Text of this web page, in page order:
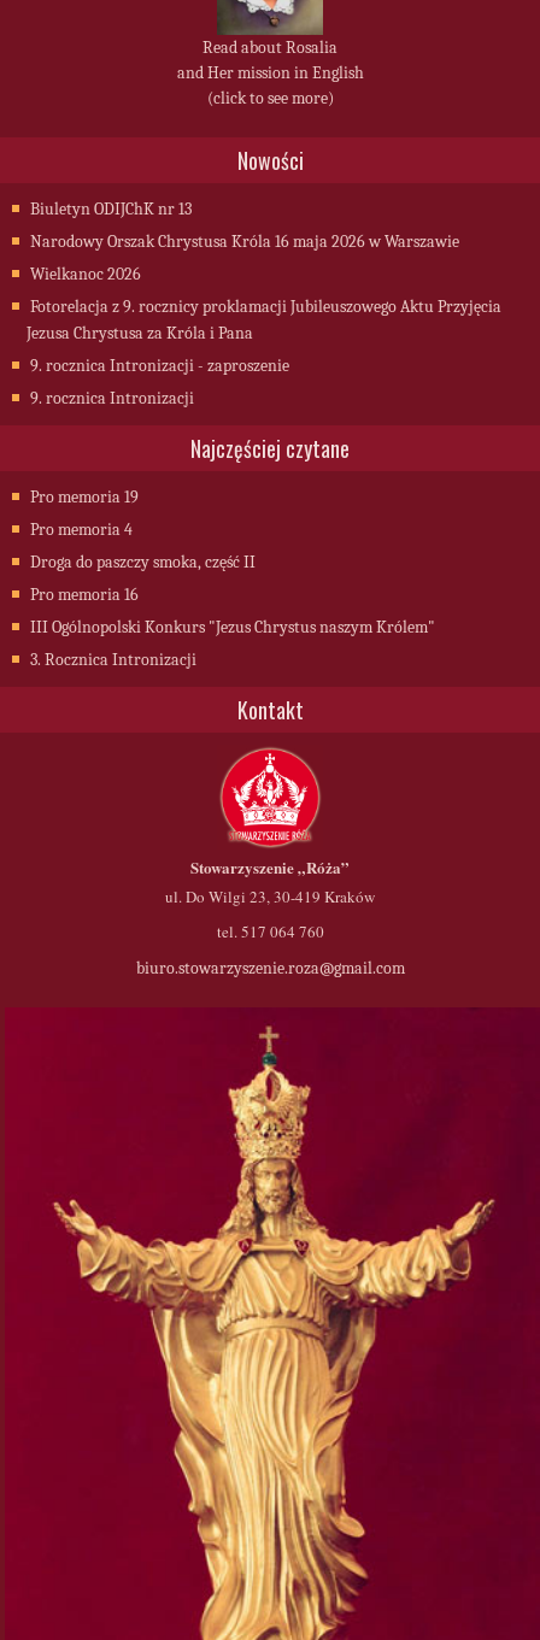
Read about Rosalia
and Her mission in English
(click to see more)
Nowości
Biuletyn ODIJChK nr 13
Narodowy Orszak Chrystusa Króla 16 maja 2026 w Warszawie
Wielkanoc 2026
Fotorelacja z 9. rocznicy proklamacji Jubileuszowego Aktu Przyjęcia
Jezusa Chrystusa za Króla i Pana
9. rocznica Intronizacji - zaproszenie
9. rocznica Intronizacji
Najczęściej czytane
Pro memoria 19
Pro memoria 4
Droga do paszczy smoka, część II
Pro memoria 16
III Ogólnopolski Konkurs "Jezus Chrystus naszym Królem"
3. Rocznica Intronizacji
Kontakt
Stowarzyszenie„Róża”
ul. Do Wilgi 23, 30-419 Kraków
tel. 517 064 760
biuro.stowarzyszenie.roza@gmail.com